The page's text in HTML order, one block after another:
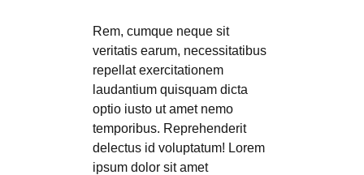
Rem, cumque neque sit
veritatis earum, necessitatibus
repellat exercitationem
laudantium quisquam dicta
optio iusto ut amet nemo
temporibus. Reprehenderit
delectus id voluptatum! Lorem
ipsum dolor sit amet